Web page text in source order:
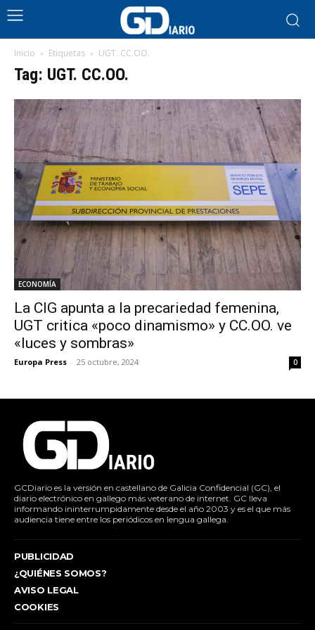
Inicio Etiquetas UGT. CC.OO.
Tag: UGT. CC.OO.
ECONOMÍA
La CIG apunta a la precariedad femenina,
UGT critica «poco dinamismo» y CC.OO. ve
«luces y sombras»
Europa Press - 25 octubre, 2024 0
GCDiario es la versión en castellano de Galicia Confidencial (GC), el
diario electrónico en gallego más veterano de internet. GC lleva
informando ininterrumpidamente desde el año 2003 y es el que más
audiencia tiene entre los periódicos en lengua gallega.
PUBLICIDAD
¿QUIÉNES SOMOS?
AVISO LEGAL
COOKIES